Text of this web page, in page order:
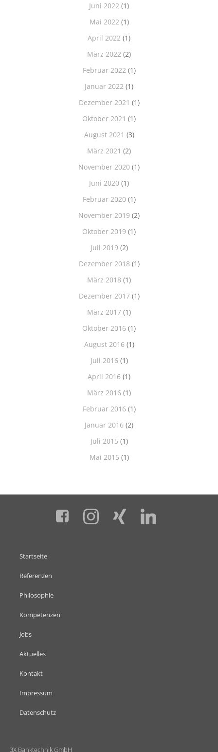
Juni 2022 (1)
Mai 2022 (1)
April 2022 (1)
März 2022 (2)
Februar 2022 (1)
Januar 2022 (1)
Dezember 2021 (1)
Oktober 2021 (1)
August 2021 (3)
März 2021 (2)
November 2020 (1)
Juni 2020 (1)
Februar 2020(1)
November 2019 (2)
Oktober 2019 (1)
Juli 2019 (2)
Dezember 2018 (1)
März 2018 (1)
Dezember 2017(1)
März 2017 (1)
Oktober 2016 (1)
August 2016(1)
Juli 2016(1)
April 2016 (1)
März 2016 (1)
Februar 2016(1)
Januar 2016 (2)
Juli 2015 (1)
Mai 2015 (1)
Startseite
Referenzen
Philosophie
Kompetenzen
Jobs
Aktuelles
Kontakt
Impressum
Datenschutz
3X Banktechnik GmbH